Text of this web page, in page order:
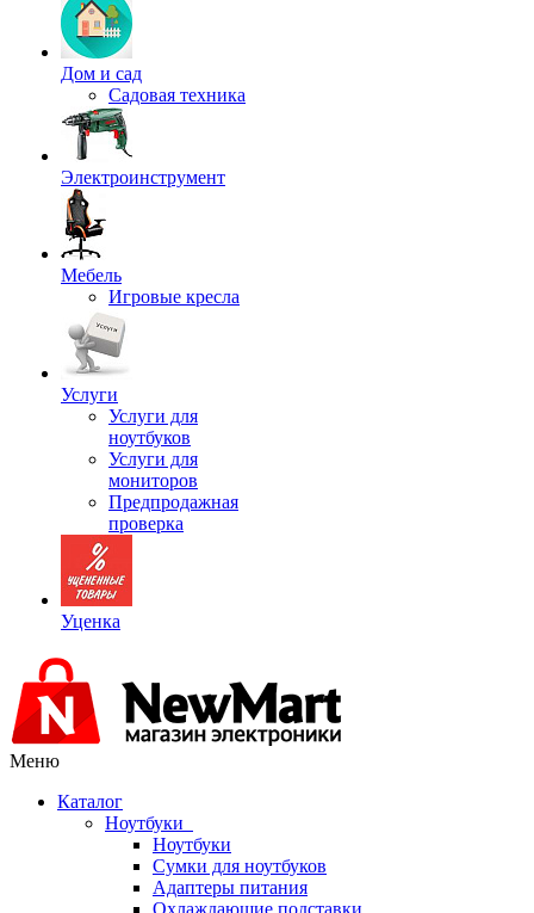
Дом и сад
Садовая техника
Электроинструмент
Мебель
Игровые кресла
Услуги
Услуги для
ноутбуков
Услуги для
мониторов
Предпродажная
проверка
Уценка
Меню
Каталог
Ноутбуки
Ноутбуки
Сумки для ноутбуков
Адаптеры питания
Охлаждающие подставки